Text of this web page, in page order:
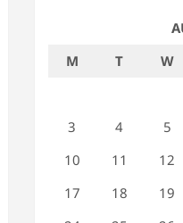
M
T W
3
4 5
10
11 12
17
18 19